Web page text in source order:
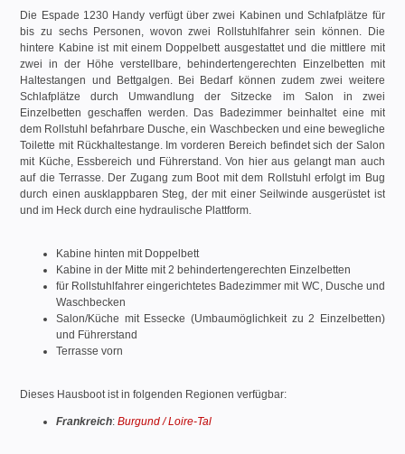
Die Espade 1230 Handy verfügt über zwei Kabinen und Schlafplätze für
bis zu sechs Personen, wovon zwei Rollstuhlfahrer sein können. Die
hintere Kabine ist mit einem Doppelbett ausgestattet und die mittlere mit
zwei in der Höhe verstellbare, behindertengerechten Einzelbetten mit
Haltestangen und Bettgalgen. Bei Bedarf können zudem zwei weitere
Schlafplätze durch Umwandlung der Sitzecke im Salon in zwei
Einzelbetten geschaffen werden. Das Badezimmer beinhaltet eine mit
dem Rollstuhl befahrbare Dusche, ein Waschbecken und eine bewegliche
Toilette mit Rückhaltestange. Im vorderen Bereich befindet sich der Salon
mit Küche, Essbereich und Führerstand. Von hier aus gelangt man auch
auf die Terrasse. Der Zugang zum Boot mit dem Rollstuhl erfolgt im Bug
durch einen ausklappbaren Steg, der mit einer Seilwinde ausgerüstet ist
und im Heck durch eine hydraulische Plattform.
Kabine hinten mit Doppelbett
Kabine in der Mitte mit 2 behindertengerechten Einzelbetten
für Rollstuhlfahrer eingerichtetes Badezimmer mit WC, Dusche und
Waschbecken
Salon/Küche mit Essecke (Umbaumöglichkeit zu 2 Einzelbetten)
und Führerstand
Terrasse vorn
Dieses Hausboot ist in folgenden Regionen verfügbar:
Frankreich:Burgund / Loire-Tal